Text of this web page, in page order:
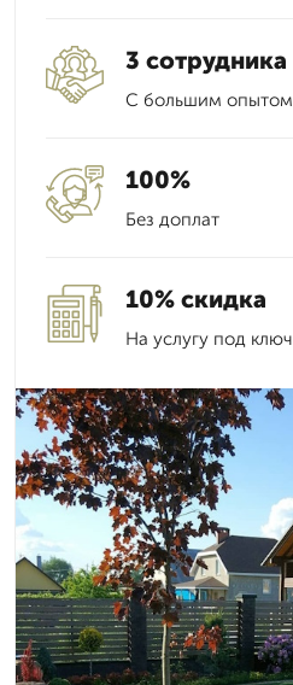
3 сотрудника
С большим опытом
100%
Без доплат
10% скидка
На услугу под ключ